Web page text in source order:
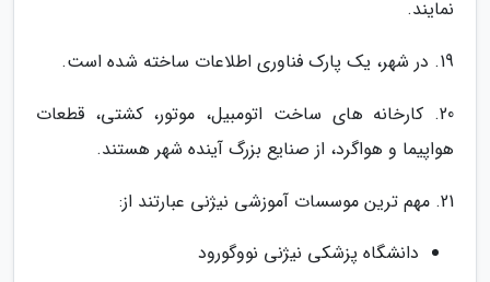
نمایند.
19. در شهر، یک پارک فناوری اطلاعات ساخته شده است.
20. کارخانه های ساخت اتومبیل، موتور، کشتی، قطعات
هواپیما و هواگرد، از صنایع بزرگ آینده شهر هستند.
21. مهم ترین موسسات آموزشی نیژنی عبارتند از:
دانشگاه پزشکی نیژنی نووگورود